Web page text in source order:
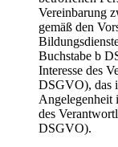
Vereinbarung
gemäß den
Buchstabe b
Interesse des
DSGVO), das
Angelegenheit
des
DSGVO).